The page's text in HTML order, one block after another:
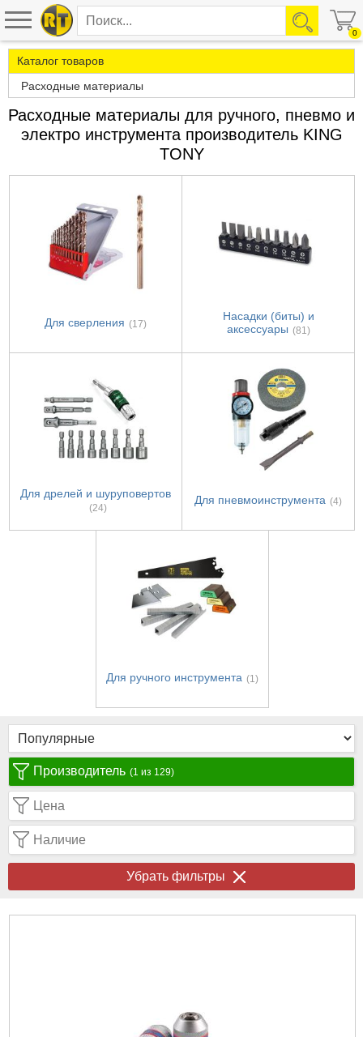
0
Каталог товаров
Расходные материалы
Расходные материалы для ручного, пневмо и
электро инструмента производитель KING
TONY
Для сверления (17)
Насадки (биты) и
аксессуары (81)
Для дрелей и шуруповертов
(24)
Для пневмоинструмента (4)
Для ручного инструмента (1)
Производитель (1 из 129)
Цена
Наличие
Убрать фильтры